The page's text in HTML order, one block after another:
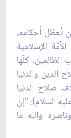
تُعطّل أحكامه،
الإسلامية
كلّها
الدين والدنيا
صلاح الدنيا
السلام): "إن
والله ما